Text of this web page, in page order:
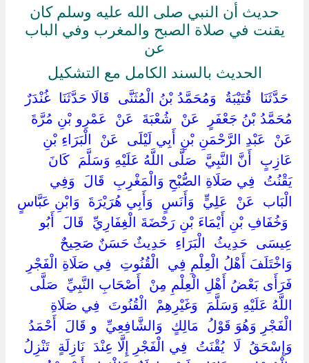
حديث أن النبي صلى الله عليه وسلم كان
يقنت في صلاة الصبح والمغرب وفي الباب
عن
الحديث بالسند الكامل مع التشكيل
‏ ‏حَدَّثَنَا ‏ ‏قُتَيْبَةُ ‏ ‏وَمُحَمَّدُ بْنُ الْمُثَنَّى ‏ ‏قَالَا حَدَّثَنَا ‏ ‏غُنْدَرٌ
مُحَمَّدُ بْنُ جَعْفَرٍ ‏ ‏عَنْ ‏ ‏شُعْبَةَ ‏ ‏عَنْ ‏ ‏عَمْرِو بْنِ مُرَّةَ ‏
‏عَنْ ‏ ‏عَبْدِ الرَّحْمَنِ بْنِ أَبِي لَيْلَى ‏ ‏عَنْ ‏ ‏الْبَرَاءِ بْنِ
عَازِبٍ ‏ ‏أَنَّ النَّبِيَّ ‏ ‏صَلَّى اللَّهُ عَلَيْهِ وَسَلَّمَ ‏ ‏كَانَ ‏
‏يَقْنُتُ ‏ ‏فِي صَلَاةِ الصُّبْحِ وَالْمَغْرِبِ ‏ ‏قَالَ ‏ ‏وَفِي ‏
‏الْبَاب ‏ ‏عَنْ ‏ ‏عَلِيٍّ ‏ ‏وَأَنَسٍ ‏ ‏وَأَبِي هُرَيْرَةَ ‏ ‏وَابْنِ عَبَّاسٍ
‏ ‏وَخُفَافِ بْنِ أَيْمَاءَ بْنِ رَحْضَةَ الْغِفَارِيِّ ‏ ‏قَالَ ‏ ‏أَبُو
عِيسَى ‏ ‏حَدِيثُ ‏ ‏الْبَرَاءِ ‏ ‏حَدِيثٌ حَسَنٌ صَحِيحٌ ‏
‏وَاخْتَلَفَ أَهْلُ الْعِلْمِ فِي ‏ ‏الْقُنُوتِ ‏ ‏فِي صَلَاةِ الْفَجْرِ
فَرَأَى بَعْضُ أَهْلِ الْعِلْمِ مِنْ ‏ ‏أَصْحَابِ النَّبِيِّ ‏ ‏صَلَّى
اللَّهُ عَلَيْهِ وَسَلَّمَ ‏ ‏وَغَيْرِهِمْ ‏ ‏الْقُنُوتَ ‏ ‏فِي صَلَاةِ
الْفَجْرِ وَهُوَ قَوْلُ ‏ ‏مَالِكٍ ‏ ‏وَالشَّافِعِيِّ ‏ ‏و قَالَ ‏ ‏أَحْمَدُ ‏
‏وَإِسْحَقُ ‏ ‏لَا ‏ ‏يُقْنَتُ ‏ ‏فِي الْفَجْرِ إِلَّا عِنْدَ ‏ ‏نَازِلَةٍ ‏ ‏تَنْزِلُ